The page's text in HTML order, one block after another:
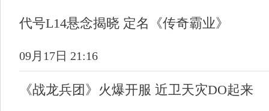
代号L14悬念揭晓 定名《传奇霸业》
09月17日 21:16
《战龙兵团》火爆开服 近卫天灾DO起来